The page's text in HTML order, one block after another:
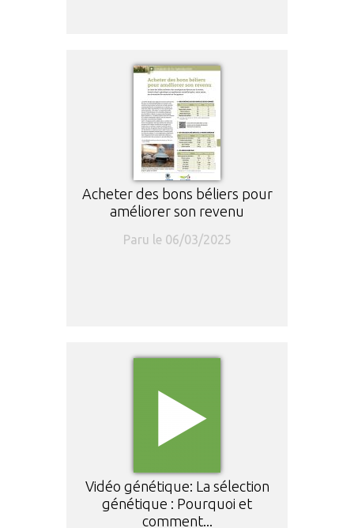
Acheter des bons béliers pour
améliorer son revenu
Paru le 06/03/2025
Vidéo génétique: La sélection
génétique : Pourquoi et
comment...